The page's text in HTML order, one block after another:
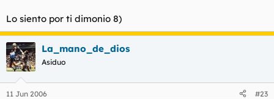
Lo siento por ti dimonio 8)
La_mano_de_dios
Asiduo
11 Jun 2006 #23